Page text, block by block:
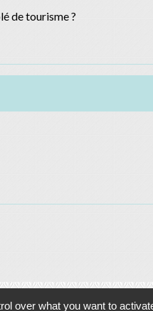
de tourisme ?
over what you want to